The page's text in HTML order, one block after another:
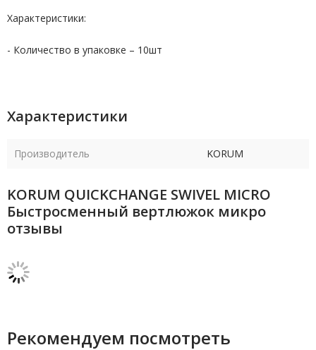
Характеристики:
- Количество в упаковке – 10шт
Характеристики
Производитель KORUM
KORUM QUICKCHANGE SWIVEL MICRO
Быстросменный вертлюжок микро
отзывы
Рекомендуем посмотреть